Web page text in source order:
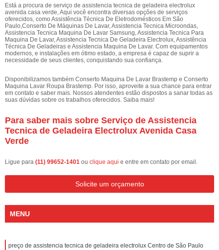
Está a procura de serviço de assistencia tecnica de geladeira electrolux
avenida casa verde, Aqui você encontra diversas opções de serviços
oferecidos, como Assistência Técnica De Eletrodomésticos Em São
Paulo,Conserto De Máquinas De Lavar, Assistencia Tecnica Microondas,
Assistencia Tecnica Maquina De Lavar Samsung, Assistencia Tecnica Para
Maquina De Lavar, Assistencia Tecnica De Geladeira Electrolux, Assistência
Técnica De Geladeiras e Assistencia Maquina De Lavar. Com equipamentos
modernos, e instalações em ótimo estado, a empresa é capaz de suprir a
necessidade de seus clientes, conquistando sua confiança.
Disponibilizamos também Conserto Maquina De Lavar Brastemp e Conserto
Maquina Lavar Roupa Brastemp. Por isso, aproveite a sua chance para entrar
em contato e saber mais. Nossos atendentes estão dispostos a sanar todas as
suas dúvidas sobre os trabalhos oferecidos. Saiba mais!
Para saber mais sobre Serviço de Assistencia
Tecnica de Geladeira Electrolux Avenida Casa
Verde
Ligue para (11) 99652-1401 ou clique aqui e entre em contato por email.
Solicite um orçamento
MENU
preço de assistencia tecnica de geladeira electrolux Centro de São Paulo